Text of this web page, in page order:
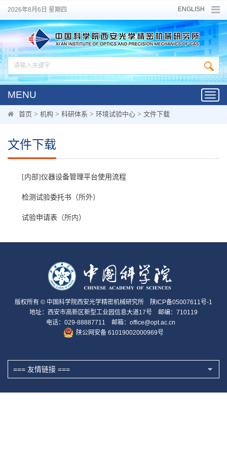
2026年8月6日 星期四 ENGLISH
MENU
首页 > 机构 > 科研体系 > 环境试验中心 > 文件下载
文件下载
[内部]仪器设备管理平台使用流程
检测试验委托书 （所外）
试验申请表 （所内）
版权所有 © 中国科学院西安光学精密机械研究所
陕ICP备05007611号-1
地址：西安市高新区新型工业园信息大道17号 邮编：710119
电话：029-88887711 邮箱：office@opt.ac.cn
陕公网安备 61019002000969号
=== 友情链接 ===